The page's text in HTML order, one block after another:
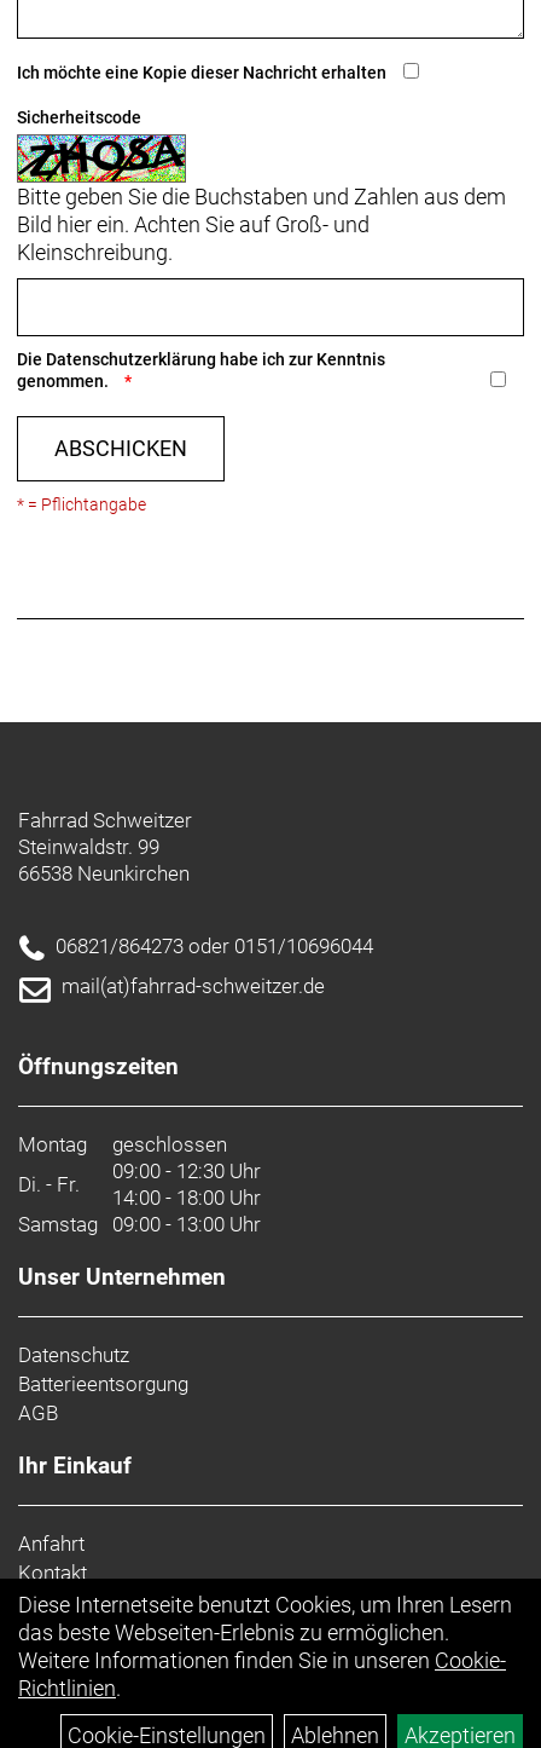
Ich möchte eine Kopie dieser Nachricht erhalten
Sicherheitscode
Bitte geben Sie die Buchstaben und Zahlen aus dem
Bild hier ein. Achten Sie auf Groß- und
Kleinschreibung.
Die Datenschutzerklärung habe ich zur Kenntnis
genommen.
ABSCHICKEN
* = Pflichtangabe
Fahrrad Schweitzer
Steinwaldstr. 99
66538 Neunkirchen
06821/864273 oder 0151/10696044
mail(at)fahrrad-schweitzer.de
Öffnungszeiten
Montag
geschlossen
Di. - Fr.
09:00 - 12:30 Uhr
14:00 - 18:00 Uhr
Samstag 09:00 - 13:00 Uhr
Unser Unternehmen
Datenschutz
Batterieentsorgung
AGB
Ihr Einkauf
Anfahrt
Kontakt
Impressum
Top Artikel
Diese Internetseite benutzt Cookies, um Ihren Lesern
das beste Webseiten-Erlebnis zu ermöglichen.
Weitere Informationen finden Sie in unseren Cookie-
Richtlinien.
Cookie-Einstellungen
Ablehnen Akzeptieren